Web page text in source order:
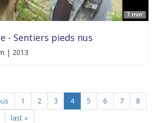
7 min'
- Sentiers pieds nus
| 2013
1 2 3 4 5 6 7
8
last »